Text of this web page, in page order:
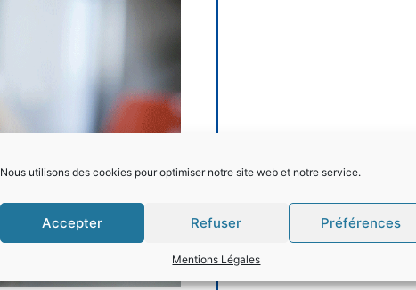
Nous utilisons des cookies pour optimiser notre site web et notre service.
Accepter Refuser Préférences
Mentions Légales